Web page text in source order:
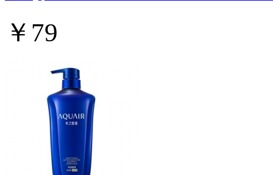
￥79